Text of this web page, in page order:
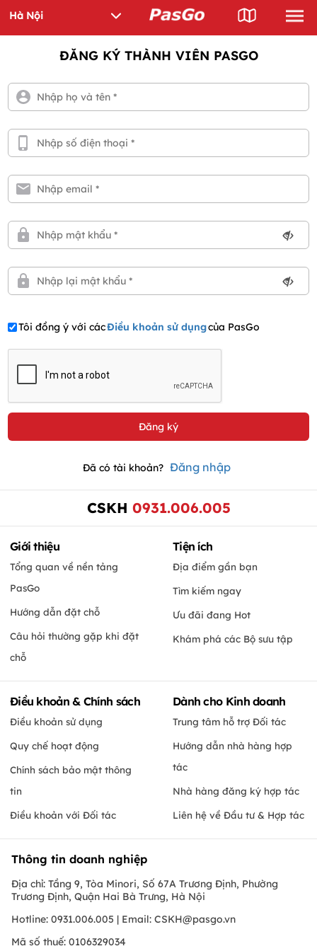
ĐĂNG KÝ THÀNH VIÊN PASGO
Tôi đồng ý với cácĐiều khoản sử dụngcủa PasGo
Đã có tài khoản? Đăng nhập
CSKH 0931.006.005
Giới thiệu
Tổng quan về nền tảng
PasGo
Hướng dẫn đặt chỗ
Câu hỏi thường gặp khi đặt
chỗ
Tiện ích
Địa điểm gần bạn
Tìm kiếm ngay
Ưu đãi đang Hot
Khám phá các Bộ sưu tập
Điều khoản & Chính sách
Điều khoản sử dụng
Quy chế hoạt động
Chính sách bảo mật thông
tin
Điều khoản với Đối tác
Dành cho Kinh doanh
Trung tâm hỗ trợ Đối tác
Hướng dẫn nhà hàng hợp
tác
Nhà hàng đăng ký hợp tác
Liên hệ về Đầu tư & Hợp tác
Thông tin doanh nghiệp
Địa chỉ: Tầng 9, Tòa Minori, Số 67A Trương Định, Phường
Trương Định, Quận Hai Bà Trưng, Hà Nội
Hotline: 0931.006.005 | Email: CSKH@pasgo.vn
Mã số thuế: 0106329034